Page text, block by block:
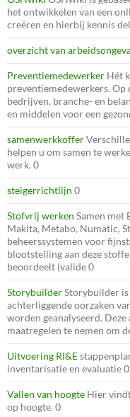
het ontwikkelen van een
creëren en hierbij kennis
overzicht van
Preventiemedewerker Hét
preventiemedewerkers. Op
bedrijven, branche- en
en middelen voor een
samenwerkkoffer
helpen u om samen te
werk. 0
steigerrichtlijn 0
Stofvrij werken Samen met
Makita, Metabo, Numatic,
beheerssystemen voor
blootstelling aan deze
beoordeelt (valide 0
StorybuilderStorybuilder
achterliggende oorzaken
worden geanalyseerd.
maatregelen te nemen om
Uitvoering RI&E
inventarisatie en evaluatie 0
Vallen van hoogte Hier
op hoogte. 0